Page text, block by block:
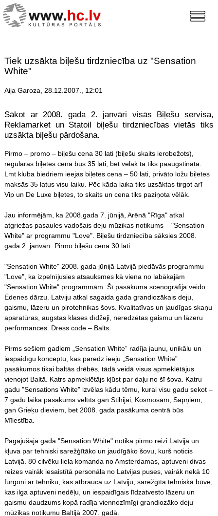
Tiek uzsākta biļešu tirdzniecība uz "Sensation
White"
Aija Garoza, 28.12.2007., 12:01
Sākot ar 2008. gada 2. janvāri visās Biļešu servisa,
Reklamarket un Statoil biļešu tirdzniecības vietās tiks
uzsākta biļešu pārdošana.
Pirmo – promo – biļešu cena 30 lati (biļešu skaits ierobežots),
regulārās biļetes cena būs 35 lati, bet vēlāk tā tiks paaugstināta.
Lmt kluba biedriem ieejas biļetes cena – 50 lati, privāto ložu biļetes
maksās 35 latus visu laiku. Pēc kāda laika tiks uzsāktas tirgot arī
Vip un De Luxe biļetes, to skaits un cena tiks paziņota vēlāk.
Jau informējām, ka 2008.gada 7. jūnijā, Arēnā "Rīga" atkal
atgriežas pasaules vadošais deju mūzikas notikums – "Sensation
White" ar programmu "Love". Biļešu tirdzniecība sāksies 2008.
gada 2. janvārī. Pirmo biļešu cena 30 lati.
"Sensation White" 2008. gada jūnijā Latvijā piedāvās programmu
"Love", ka izpelnījusies atsauksmes kā viena no labākajām
"Sensation White" programmām. Šī pasākuma scenogrāfija veido
Ēdenes dārzu. Latviju atkal sagaida gada grandiozākais deju,
gaismu, lāzeru un pirotehnikas šovs. Kvalitatīvas un jaudīgas skaņu
aparatūras, augstas klases dīdžeji, neredzētas gaismu un lāzeru
performances. Dress code – Balts.
Pirms sešiem gadiem „Sensation White” radīja jaunu, unikālu un
iespaidīgu konceptu, kas paredz ieeju „Sensation White”
pasākumos tikai baltās drēbēs, tādā veidā visus apmeklētājus
vienojot Baltā. Katrs apmeklētājs kļūst par daļu no šī šova. Katru
gadu "Sensations White" izvēlas kādu tēmu, kurai visu gadu sekot –
7 gadu laikā pasākums veltīts gan Stihijai, Kosmosam, Sapņiem,
gan Grieķu dieviem, bet 2008. gada pasākuma centrā būs
Mīlestība.
Pagājušajā gadā "Sensation White" notika pirmo reizi Latvijā un
kļuva par tehniski sarežģītāko un jaudīgāko šovu, kurš noticis
Latvijā. 80 cilvēku liela komanda no Amsterdamas, aptuveni divas
reizes vairāk iesaistītā personāla no Latvijas puses, vairāk nekā 10
furgoni ar tehniku, kas atbrauca uz Latviju, sarežģītā tehniskā būve,
kas ilga aptuveni nedēļu, un iespaidīgais līdzatvesto lāzeru un
gaismu daudzums kopā radīja viennozīmīgi grandiozāko deju
mūzikas notikumu Baltijā 2007. gadā.